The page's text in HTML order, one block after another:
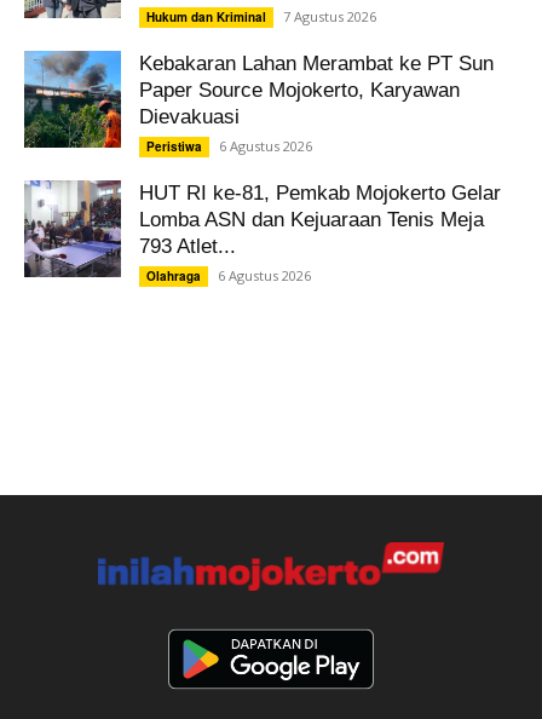
Hukum dan Kriminal 7 Agustus 2026
Kebakaran Lahan Merambat ke PT Sun
Paper Source Mojokerto, Karyawan
Dievakuasi
Peristiwa 6 Agustus 2026
HUT RI ke-81, Pemkab Mojokerto Gelar
Lomba ASN dan Kejuaraan Tenis Meja
793 Atlet...
Olahraga 6 Agustus 2026